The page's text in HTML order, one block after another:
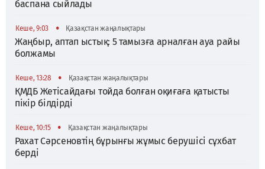
баспана сыйлады
Кеше, 9:03 • Қазақстан жаңалықтары
Жаңбыр, аптап ыстық: 5 тамызға арналған ауа райы
болжамы
Кеше, 13:28 • Қазақстан жаңалықтары
ҚМДБ Жетісайдағы тойда болған оқиғаға қатысты
пікір білдірді
Кеше, 10:15 • Қазақстан жаңалықтары
Рахат Сәрсеновтің бұрынғы жұмыс берушісі сұхбат
берді